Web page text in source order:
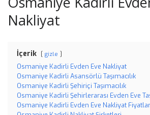
Nakliyat
İçerik gizle
Osmaniye Kadirli Evden Eve Nakliyat
Osmaniye Kadirli Asansörlü Taşımacılık
Osmaniye Kadirli Şehiriçi Taşımacılık
Osmaniye Kadirli Şehirlerarası Evden Eve
Osmaniye Kadirli Evden Eve Nakliyat